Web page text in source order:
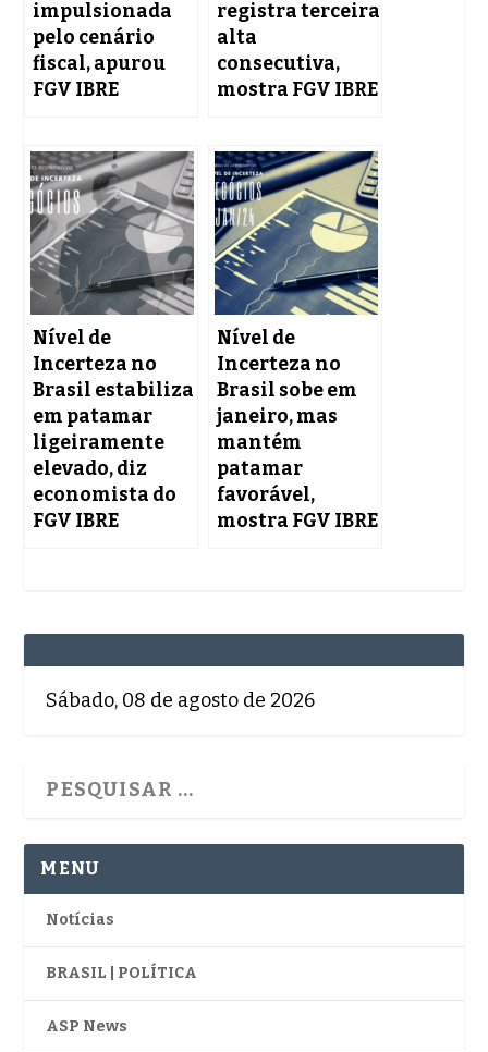
impulsionada
pelo cenário
fiscal, apurou
FGV IBRE
registra terceira
alta
consecutiva,
mostra FGV IBRE
Nível de
Incerteza no
Brasil estabiliza
em patamar
ligeiramente
elevado, diz
economista do
FGV IBRE
Nível de
Incerteza no
Brasil sobe em
janeiro, mas
mantém
patamar
favorável,
mostra FGV IBRE
Sábado, 08 de agosto de 2026
MENU
Notícias
BRASIL | POLÍTICA
ASP News